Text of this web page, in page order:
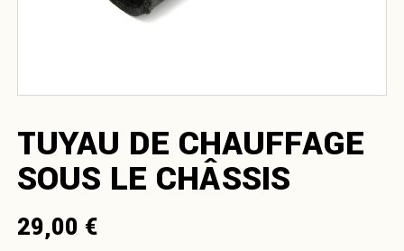
TUYAU DE CHAUFFAGE
SOUS LE CHÂSSIS
29,00 €